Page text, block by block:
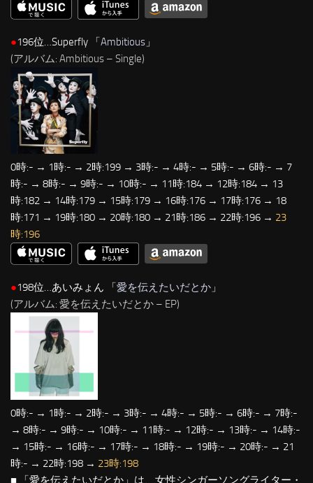
●196位…Superfly 「Ambitious 」
(アルバム: Ambitious – Single)
0時:- → 1時:- → 2時:199 → 3時:- → 4時:- → 5時:- → 6時:- → 7
時:- → 8時:- → 9時:- → 10時:- → 11時:184 → 12時:184 → 13
時:182 → 14時:179 → 15時:179 → 16時:176 → 17時:176 → 18
時:171 → 19時:180 → 20時:180 → 21時:186 → 22時:196 → 23
時:196
●198位…あいみょん 「愛を伝えたいだとか 」
(アルバム: 愛を伝えたいだとか – EP)
0時:- → 1時:- → 2時:- → 3時:- → 4時:- → 5時:- → 6時:- → 7時:-
→ 8時:- → 9時:- → 10時:- → 11時:- → 12時:- → 13時:- → 14時:-
→ 15時:- → 16時:- → 17時:- → 18時:- → 19時:- → 20時:- → 21
時:- → 22時:198 → 23時:198
■ 「愛を伝えたいだとか」は、女性シンガーソングライター・